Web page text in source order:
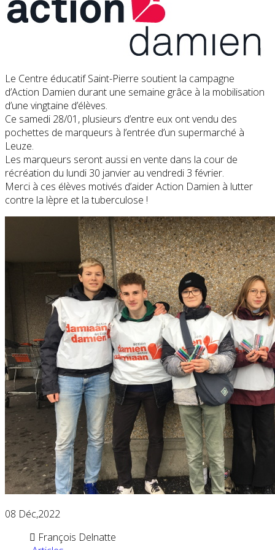
Le Centre éducatif Saint-Pierre soutient la campagne
d’Action Damien durant une semaine grâce à la mobilisation
d’une vingtaine d’élèves.
Ce samedi 28/01, plusieurs d’entre eux ont vendu des
pochettes de marqueurs à l’entrée d’un supermarché à
Leuze.
Les marqueurs seront aussi en vente dans la cour de
récréation du lundi 30 janvier au vendredi 3 février.
Merci à ces élèves motivés d’aider Action Damien à lutter
contre la lèpre et la tuberculose !
08 Déc,2022
François Delnatte